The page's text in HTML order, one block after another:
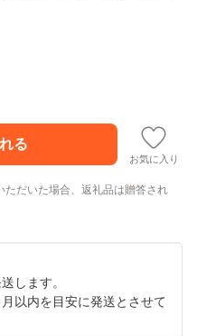
お気に入り
だいた場合、返礼品は贈答され
します。
以内を目安に発送とさせて